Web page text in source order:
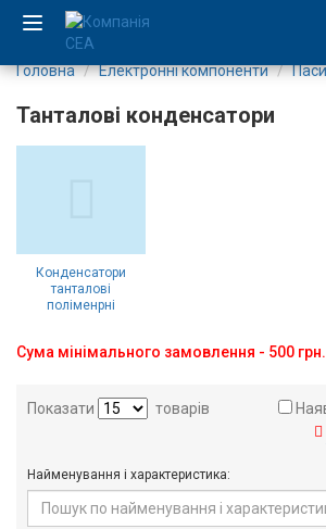
Виробництво
Послуги
Новини
Вхід/
Головна Електронні компоненти
Танталові конденсатори
Конденсатори
танталові
поліменрні
Сума мінімального замовлення - 500 грн.
Показати товарів
Найменування і характеристика: